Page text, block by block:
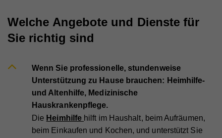
Welche Angebote und Dienste für
Sie richtig sind
Wenn Sie professionelle, stundenweise
Unterstützung zu Hause brauchen: Heimhilfe-
und Altenhilfe, Medizinische
Hauskrankenpflege.
Die Heimhilfe hilft im Haushalt, beim Aufräumen,
beim Einkaufen und Kochen, und unterstützt Sie